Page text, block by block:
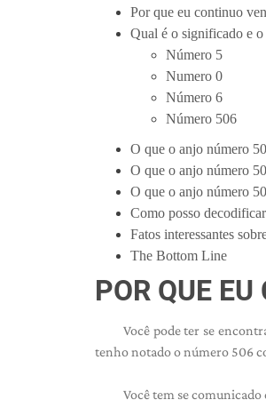
Por que eu continuo
Qual é o significado e
Número 5
Numero 0
Número 6
Número 506
O que o anjo número
O que o anjo número
O que o anjo número
Como posso
Fatos interessantes
The Bottom Line
POR QUE
Você pode ter se
tenho notado o número 506
Você tem se